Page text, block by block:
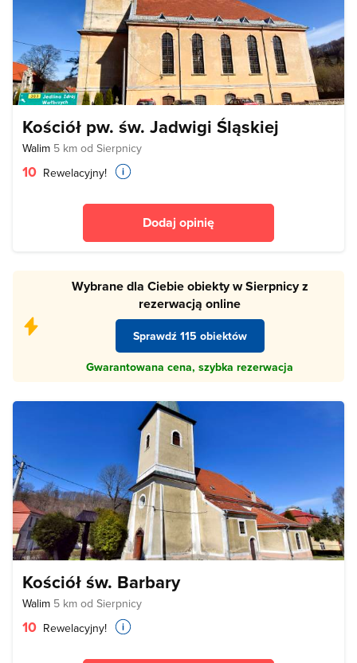
Kościół pw. św. Jadwigi Śląskiej
Walim 5 km od Sierpnicy
10 Rewelacyjny!
Dodaj opinię
Wybrane dla Ciebie obiekty w Sierpnicy z
rezerwacją online
Sprawdź 115 obiektów
Gwarantowana cena, szybka rezerwacja
Kościół św. Barbary
Walim 5 km od Sierpnicy
10 Rewelacyjny!